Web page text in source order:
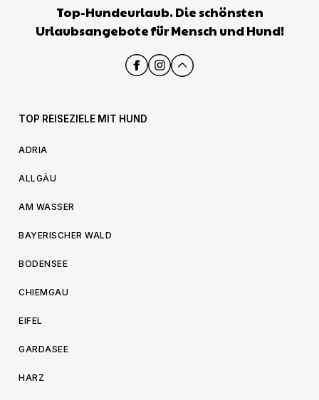
Top-Hundeurlaub. Die schönsten
Urlaubsangebote für Mensch und Hund!
TOP REISEZIELE MIT HUND
ADRIA
ALLGÄU
AM WASSER
BAYERISCHER WALD
BODENSEE
CHIEMGAU
EIFEL
GARDASEE
HARZ